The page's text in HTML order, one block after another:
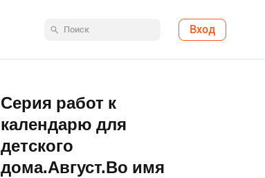
Вход
Серия работ к
календарю для
детского
дома.Август.Во имя